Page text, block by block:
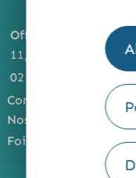
Office de Tourisme
11, quai de Rohan –
02 97 847 800
Contactez-nous
Nos accueils &
Foire Aux Questions